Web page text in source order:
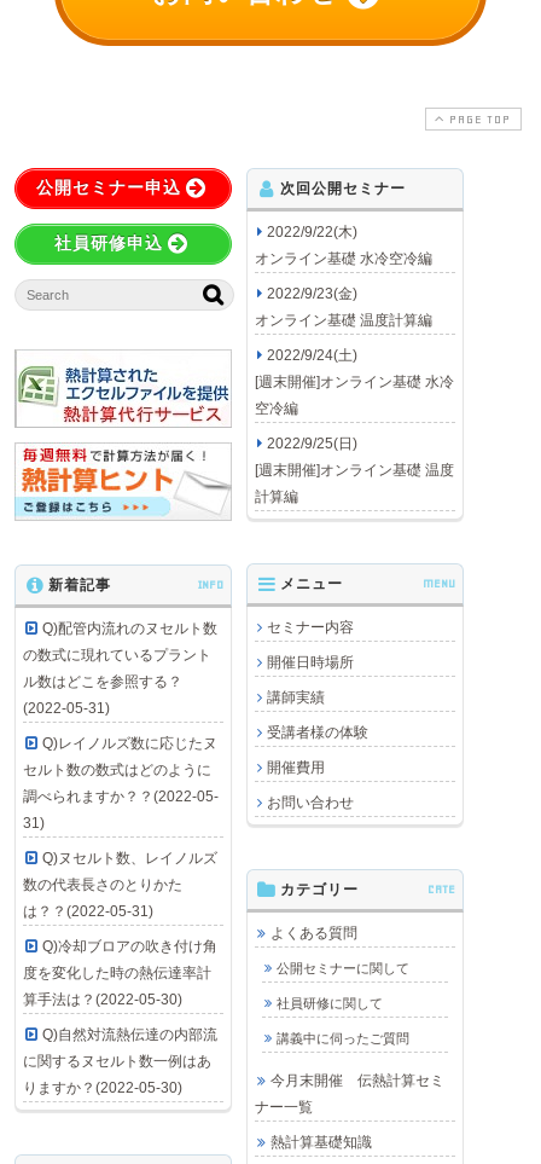
PAGE TOP
公開セミナー申込
社員研修申込
次回公開セミナー
2022/9/22(木)
オンライン基礎 水冷空冷編
2022/9/23(金)
オンライン基礎 温度計算編
2022/9/24(土)
[週末開催]オンライン基礎 水冷
空冷編
2022/9/25(日)
[週末開催]オンライン基礎 温度
計算編
メニュー MENU
セミナー内容
開催日時場所
講師実績
受講者様の体験
開催費用
お問い合わせ
新着記事 INFO
Q)配管内流れのヌセルト数
の数式に現れているプラント
ル数はどこを参照する？
(2022-05-31)
Q)レイノルズ数に応じたヌ
セルト数の数式はどのように
調べられますか？？(2022-05-
31)
Q)ヌセルト数、レイノルズ
数の代表長さのとりかた
は？？(2022-05-31)
Q)冷却ブロアの吹き付け角
度を変化した時の熱伝達率計
算手法は？(2022-05-30)
Q)自然対流熱伝達の内部流
に関するヌセルト数一例はあ
りますか？(2022-05-30)
カテゴリー CATE
よくある質問
公開セミナーに関して
社員研修に関して
講義中に伺ったご質問
今月末開催 伝熱計算セミ
ナー一覧
熱計算基礎知識